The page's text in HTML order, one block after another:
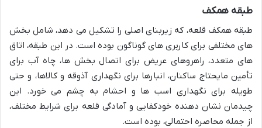
طبقه همکف
طبقه همکف قلعه، که زیربنای اصلی را تشکیل می دهد، شامل بخش
های مختلفی برای کاربری های گوناگون بوده است. در این طبقه، اتاق
های متعدد، راهروهای عریض برای اتصال بخش ها، چاه آب برای
تأمین مایحتاج ساکنان، انبارها برای نگهداری آذوقه و کالاها، و حتی
طویله برای نگهداری اسب ها و احشام به چشم می خورد. این
چیدمان نشان دهنده خودکفایی و آمادگی قلعه برای شرایط مختلف،
از جمله محاصره احتمالی، بوده است.